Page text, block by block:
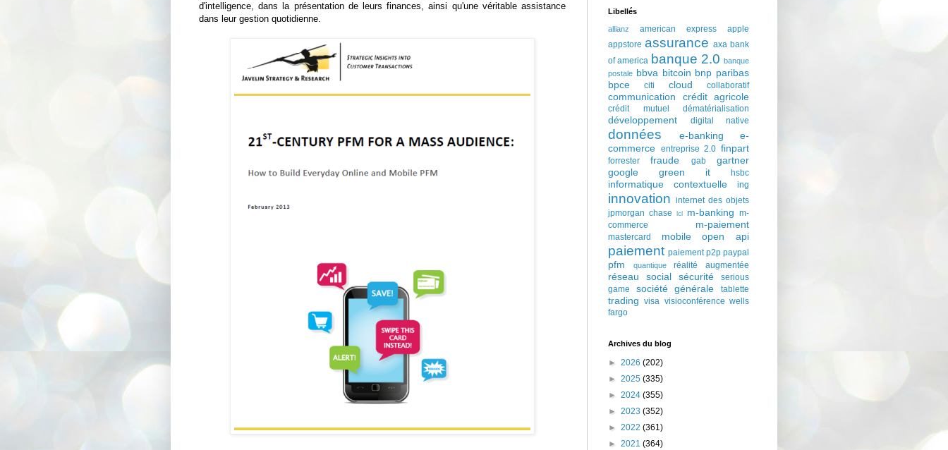
d'intelligence, dans la présentation de leurs finances, ainsi qu'une véritable assistance
dans leur gestion quotidienne.
Libellés
allianz american express
apple
appstore assurance axa bank
of america banque 2.0 banque
postale bbva bitcoin bnp paribas
bpce
citi cloud collaboratif
communication crédit agricole
crédit mutuel dématérialisation
développement digital native
données e-banking
e-
commerce entreprise 2.0 finpart
forrester fraude gab
gartner
google
green it hsbc
informatique contextuelle ing
innovation internet des objets
jpmorgan chase
lcl m-banking m-
commerce
m-paiement
mastercard mobile open api
paiement paiement p2p paypal
pfm quantique réalité augmentée
réseau social sécurité
serious
game
société générale tablette
trading visa visioconférence wells
fargo
Archives du blog
► 2026 (202)
► 2025 (335)
► 2024 (355)
► 2023 (352)
► 2022 (361)
► 2021 (364)